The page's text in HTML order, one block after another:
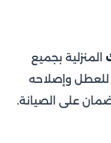
المنزلية بجميع
وإصلاحه
على الصيانة.